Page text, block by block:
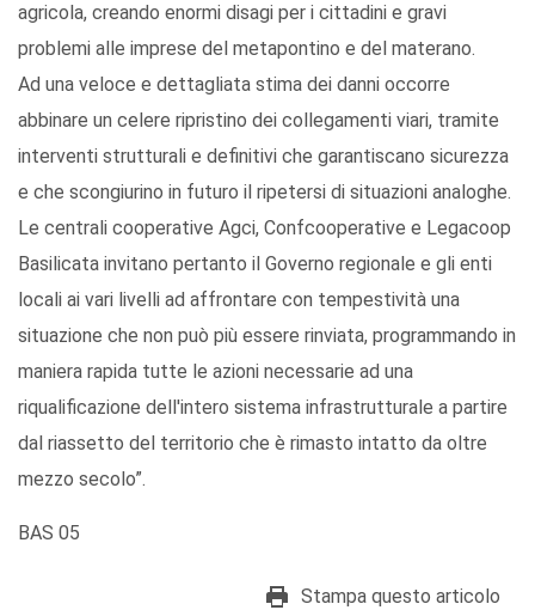
agricola, creando enormi disagi per i cittadini e gravi
problemi alle imprese del metapontino e del materano.
Ad una veloce e dettagliata stima dei danni occorre
abbinare un celere ripristino dei collegamenti viari, tramite
interventi strutturali e definitivi che garantiscano sicurezza
e che scongiurino in futuro il ripetersi di situazioni analoghe.
Le centrali cooperative Agci, Confcooperative e Legacoop
Basilicata invitano pertanto il Governo regionale e gli enti
locali ai vari livelli ad affrontare con tempestività una
situazione che non può più essere rinviata, programmando in
maniera rapida tutte le azioni necessarie ad una
riqualificazione dell'intero sistema infrastrutturale a partire
dal riassetto del territorio che è rimasto intatto da oltre
mezzo secolo”.
BAS 05
Stampa questo articolo